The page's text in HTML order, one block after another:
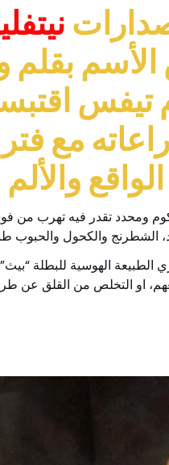
بقلم
تيفس
مع
تقدر فيه تهرب من فوضي
الشطرنج والكحول والحبوب
الهوسية للبطلة
او التخلص من القلق